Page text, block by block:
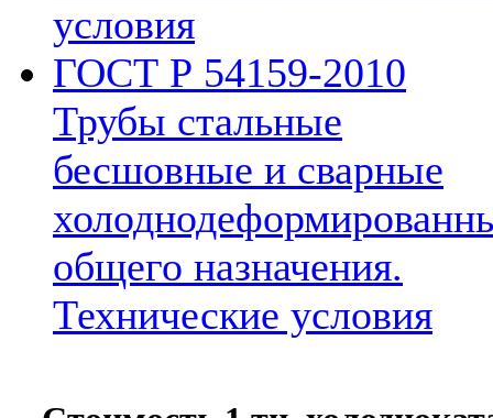
условия
ГОСТ Р 54159-2010
Трубы стальные
бесшовные и сварные
общего назначения.
Технические условия